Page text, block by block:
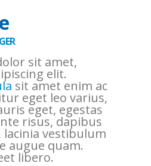
sit amet,
elit.
sit amet enim ac
eget leo varius,
eget, egestas
risus, dapibus
lacinia vestibulum
augue quam.
libero.